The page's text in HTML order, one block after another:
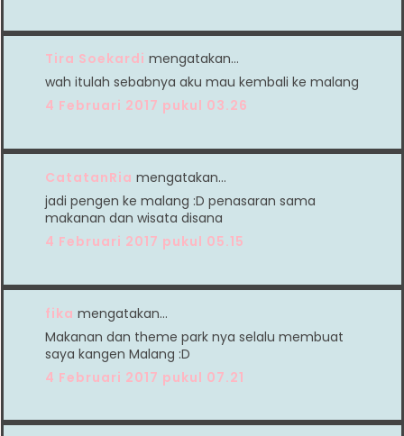
Tira Soekardi mengatakan…
wah itulah sebabnya aku mau kembali ke malang
4 Februari 2017 pukul 03.26
CatatanRia mengatakan…
jadi pengen ke malang :D penasaran sama
makanan dan wisata disana
4 Februari 2017 pukul 05.15
fika mengatakan…
Makanan dan theme park nya selalu membuat
saya kangen Malang :D
4 Februari 2017 pukul 07.21